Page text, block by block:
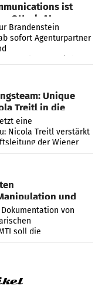
ist
OtterlyAI
Brandenstein
sofort Agenturpartner
Unique
Treitl in die
eine
Nicola Treitl verstärkt
der Wiener
von Josef Kalina und
und
von
soll die
Manipulation und